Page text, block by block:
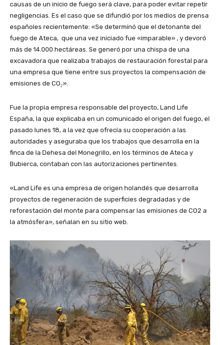
causas de un inicio de fuego será clave, para poder evitar repetir
negligencias. Es el caso que se difundió por los medios de prensa
españoles recientemente: «Se determinó que el detonante del
fuego de Ateca, que una vez iniciado fue «imparable» , y devoró
más de 14.000 hectáreas. Se generó por una chispa de una
excavadora que realizaba trabajos de restauración forestal para
una empresa que tiene entre sus proyectos la compensación de
emisiones de CO₂».
Fue la propia empresa responsable del proyecto, Land Life
España, la que explicaba en un comunicado el origen del fuego, el
pasado lunes 18, a la vez que ofrecía su cooperación a las
autoridades y aseguraba que los trabajos que desarrolla en la
finca de la Dehesa del Monegrillo, en los términos de Ateca y
Bubierca, contaban con las autorizaciones pertinentes.
«Land Life es una empresa de origen holandés que desarrolla
proyectos de regeneración de superficies degradadas y de
reforestación del monte para compensar las emisiones de CO2 a
la atmósfera», señalan en su sitio web.